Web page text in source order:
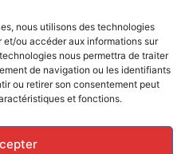
nous utilisons des technologies
ou accéder aux informations sur
nous permettra de traiter
de navigation ou les identifiants
ou retirer son consentement peut
et fonctions.
grève